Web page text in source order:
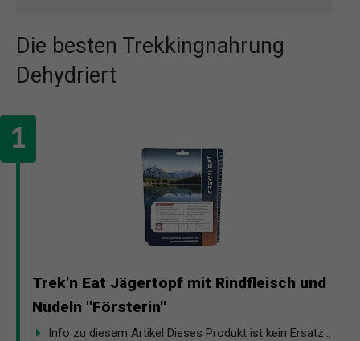
Die besten Trekkingnahrung
Dehydriert
Trek'n Eat Jägertopf mit Rindfleisch und
Nudeln ''Försterin''
Info zu diesem Artikel Dieses Produkt ist kein Ersatz...